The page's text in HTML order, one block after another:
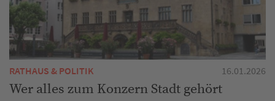
RATHAUS & POLITIK 16.01.2026
Wer alles zum Konzern Stadt gehört